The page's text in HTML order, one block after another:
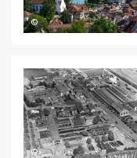
©
©